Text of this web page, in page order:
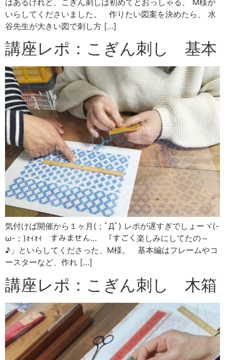
いらしてくださいました。 作りたい図案を決めたら、 水
谷先生が大きい図で刺し方 […]
講座レポ：こぎん刺し 基本
気付けば開催から１ヶ月(；ﾟДﾟ) レポが遅すぎでしょーヾ(-
ω-；)ｫｨｫｨ すみません… 「すごく楽しみにしてたの～
♪」といらしてくださった、M様。 基本編はフレームやコ
ースターなど、作れ […]
講座レポ：こぎん刺し 木箱